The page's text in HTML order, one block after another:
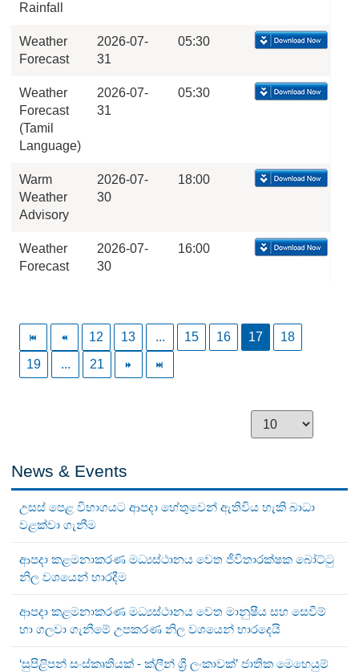
Rainfall
Weather
Forecast
2026-07-
31
05:30
Weather
Forecast
(Tamil
Language)
2026-07-
31
05:30
Warm
Weather
Advisory
2026-07-
30
18:00
Weather
Forecast
2026-07-
30
16:00
12 13 ... 15 16 17
18
19
... 21
News & Events
උසස් පෙළ විභාගයට ආපදා හේතුවෙන් ඇතිවිය හැකි බාධා
වළක්වා ගැනීම
ආපදා කළමනාකරණ මධ්‍යස්ථානය වෙත ජීවිතාරක්ෂක බෝට්ටු
නිල වශයෙන් භාරදීම
ආපදා කළමනාකරණ මධ්‍යස්ථානය වෙත මානුෂීය සහ සෙවීම්
හා ගලවා ගැනීමේ උපකරණ නිල වශයෙන් භාරදෙයි
‘සුපිළිපන් සංස්කෘතියක් - ක්ලීන් ශ්‍රී ලංකාවක්’ ජාතික මෙහෙයුම්